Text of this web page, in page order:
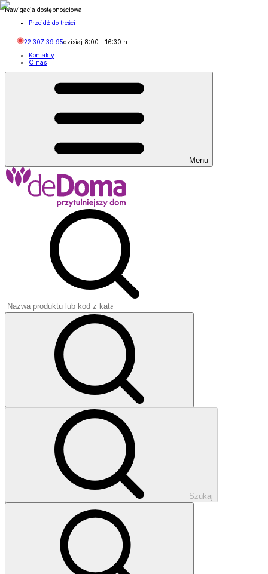
Nawigacja dostępnościowa
Przejdź do treści
22 307 39 95dzisiaj 8:00 - 16:30 h
Kontakty
O nas
Menu
Szukaj